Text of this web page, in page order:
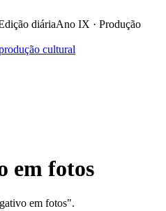
diáriaAno IX · Produção
cultural
em fotos
em fotos".